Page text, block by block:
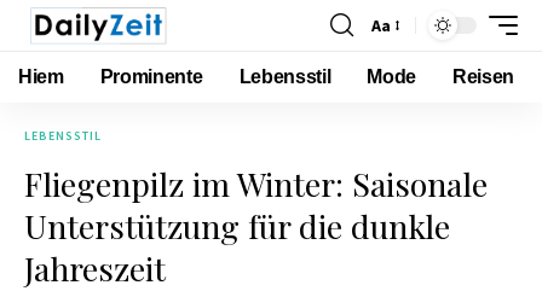
Aa
Hiem Prominente Lebensstil Mode Reisen
LEBENSSTIL
Fliegenpilz im Winter: Saisonale
Unterstützung für die dunkle
Jahreszeit